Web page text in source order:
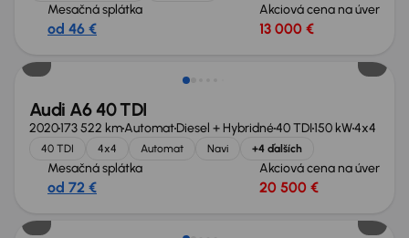
Mesačná splátka
od 46 €
Akciová cena na úver
13 000 €
Zlacnené o 500 €
Audi A6 40 TDI
2020173 522 kmAutomatDiesel + Hybridné40 TDI150 kW4x4
40 TDI 4x4 Automat Navi +4 ďalších
Mesačná splátka
od 72 €
Akciová cena na úver
20 500 €